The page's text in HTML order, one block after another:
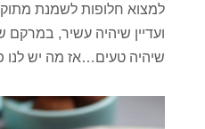
למצוא חלופות לשמנת
ועדיין שיהיה עשיר, במרקם
שיהיה טעים…אז מה יש